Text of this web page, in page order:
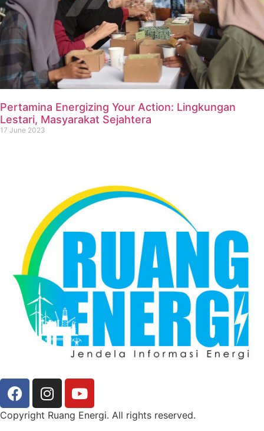
Pertamina Energizing Your Action: Lingkungan
Lestari, Masyarakat Sejahtera
17 June 2023
Copyright Ruang Energi. All rights reserved.